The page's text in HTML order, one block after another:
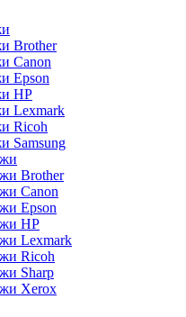
Brother
Canon
Epson
HP
Lexmark
Ricoh
Samsung
Brother
Canon
Epson
HP
Lexmark
Ricoh
Sharp
Xerox